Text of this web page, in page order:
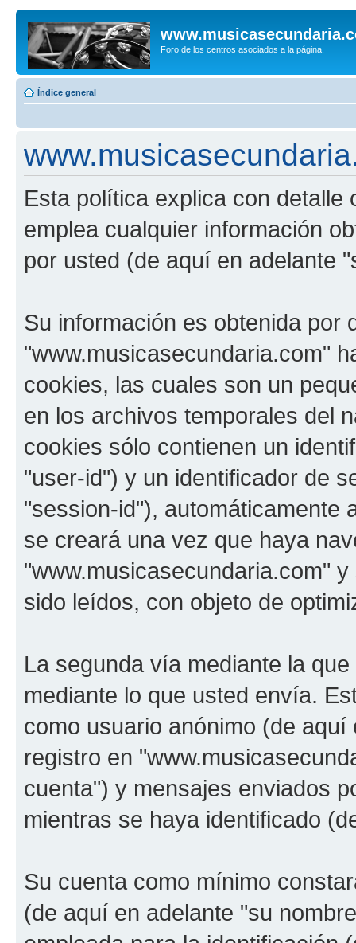
Foro de los centros asociados a la página.
Índice general
Esta política explica con
emplea cualquier información
por usted (de aquí en adelante
Su información es obtenida por
"www.musicasecundaria.com"
cookies, las cuales son un
en los archivos temporales del
cookies sólo contienen un
"user-id") y un identificador de
"session-id"), automáticamente
se creará una vez que haya
"www.musicasecundaria.com"
sido leídos, con objeto de
La segunda vía mediante la
mediante lo que usted envía.
como usuario anónimo (de
registro en
cuenta") y mensajes enviados
mientras se haya identificado
Su cuenta como mínimo
(de aquí en adelante "su